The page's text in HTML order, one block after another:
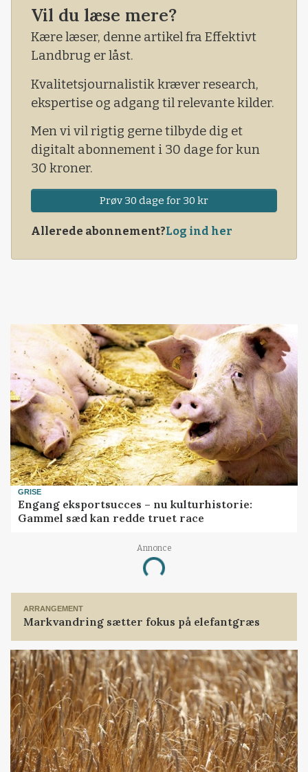
juletræsproducent, der sælger juletræer i flere
europæiske lande. Banken har blandt andet
indsat sin egen bestyrelse i selskabet.
Vil du læse mere?
Kære læser, denne artikel fra Effektivt
Landbrug er låst.
Kvalitetsjournalistik kræver research,
ekspertise og adgang til relevante kilder.
Men vi vil rigtig gerne tilbyde dig et
digitalt abonnement i 30 dage for kun
30 kroner.
Prøv 30 dage for 30 kr
Allerede abonnement?Log ind her
GRISE
Engang eksportsucces – nu kulturhistorie:
Gammel sæd kan redde truet race
Annonce
Loading...
ARRANGEMENT
Markvandring sætter fokus på elefantgræs